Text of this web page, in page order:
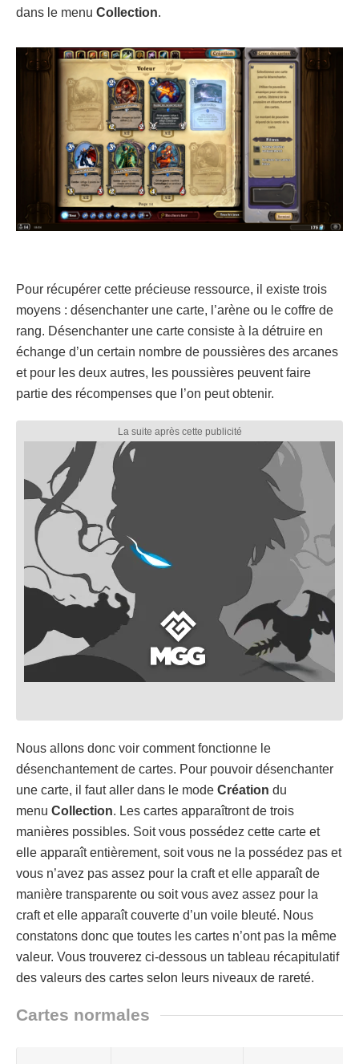
dans le menu Collection.
Pour récupérer cette précieuse ressource, il existe trois
moyens : désenchanter une carte, l’arène ou le coffre de
rang. Désenchanter une carte consiste à la détruire en
échange d’un certain nombre de poussières des arcanes
et pour les deux autres, les poussières peuvent faire
partie des récompenses que l’on peut obtenir.
Nous allons donc voir comment fonctionne le
désenchantement de cartes. Pour pouvoir désenchanter
une carte, il faut aller dans le mode Création du
menu Collection. Les cartes apparaîtront de trois
manières possibles. Soit vous possédez cette carte et
elle apparaît entièrement, soit vous ne la possédez pas et
vous n’avez pas assez pour la craft et elle apparaît de
manière transparente ou soit vous avez assez pour la
craft et elle apparaît couverte d’un voile bleuté. Nous
constatons donc que toutes les cartes n’ont pas la même
valeur. Vous trouverez ci-dessous un tableau récapitulatif
des valeurs des cartes selon leurs niveaux de rareté.
Cartes normales